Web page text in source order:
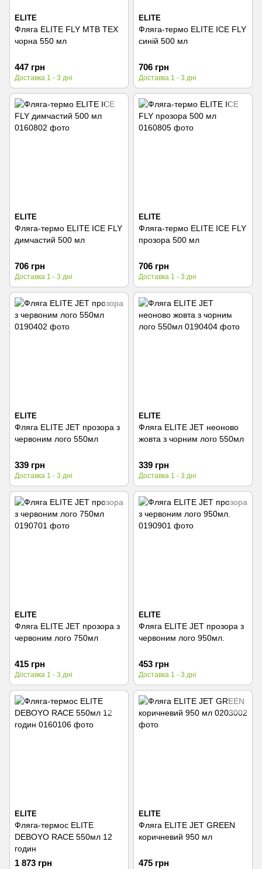
ELITE
Фляга ELITE FLY MTB TEX
чорна 550 мл
447 грн
Доставка 1 - 3 дні
ELITE
Фляга-термо ELITE ICE FLY
синій 500 мл
706 грн
Доставка 1 - 3 дні
ELITE
Фляга-термо ELITE ICE FLY
димчастий 500 мл
706 грн
Доставка 1 - 3 дні
ELITE
Фляга-термо ELITE ICE FLY
прозора 500 мл
706 грн
Доставка 1 - 3 дні
ELITE
Фляга ELITE JET прозора з
червоним лого 550мл
339 грн
Доставка 1 - 3 дні
ELITE
Фляга ELITE JET неоново
жовта з чорним лого 550мл
339 грн
Доставка 1 - 3 дні
ELITE
Фляга ELITE JET прозора з
червоним лого 750мл
415 грн
Доставка 1 - 3 дні
ELITE
Фляга ELITE JET прозора з
червоним лого 950мл.
453 грн
Доставка 1 - 3 дні
ELITE
Фляга-термос ELITE
DEBOYO RACE 550мл 12
годин
1 873 грн
ELITE
Фляга ELITE JET GREEN
коричневий 950 мл
475 грн